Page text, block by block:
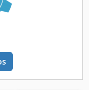
bietet es 110 kW
Automatik, die eine
robuste
auf, was für einen
Breite 2.550 mm